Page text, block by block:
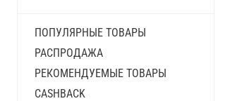
ПОПУЛЯРНЫЕ ТОВАРЫ
РАСПРОДАЖА
РЕКОМЕНДУЕМЫЕ ТОВАРЫ
CASHBACK